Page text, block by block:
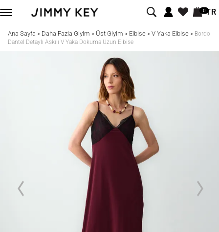
0TR
Ana Sayfa > Daha Fazla Giyim > Üst Giyim > Elbise> V Yaka Elbise> Bordo
Dantel Detaylı Askılı V Yaka Dokuma Uzun Elbise